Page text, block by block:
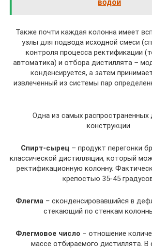
водой
Также почти каждая колонна имеет
узлы для подвода исходной смеси
контроля процесса ректификации
автоматика) и отбора дистиллята –
конденсируется, а затем
извлеченный из системы пар
Одна из самых распространенных
конструкции
Спирт-сырец – продукт перегонки
классической дистилляции, который
ректификационную колонну.
крепостью 35-45
Флегма – сконденсировавшийся в
стекающий по стенкам
Флегмовое число – отношение
массе отбираемого дистиллята. В